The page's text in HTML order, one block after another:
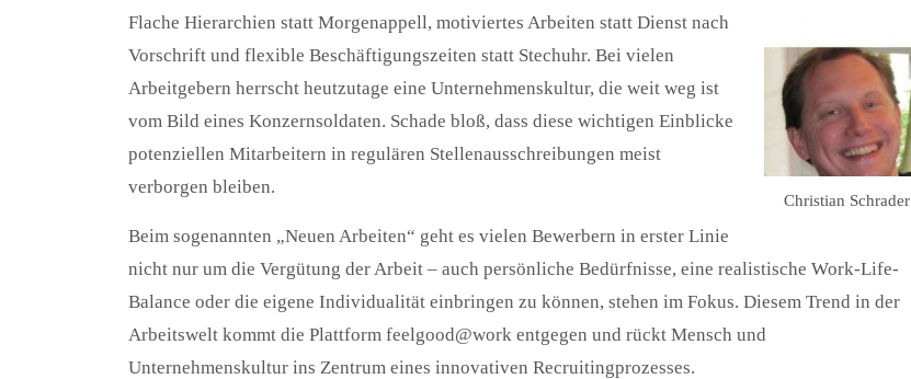
Christian Schrader
Flache Hierarchien statt Morgenappell, motiviertes Arbeiten statt Dienst nach
Vorschrift und flexible Beschäftigungszeiten statt Stechuhr. Bei vielen
Arbeitgebern herrscht heutzutage eine Unternehmenskultur, die weit weg ist
vom Bild eines Konzernsoldaten. Schade bloß, dass diese wichtigen Einblicke
potenziellen Mitarbeitern in regulären Stellenausschreibungen meist
verborgen bleiben.
Beim sogenannten „Neuen Arbeiten“ geht es vielen Bewerbern in erster Linie
nicht nur um die Vergütung der Arbeit – auch persönliche Bedürfnisse, eine realistische Work-Life-
Balance oder die eigene Individualität einbringen zu können, stehen im Fokus. Diesem Trend in der
Arbeitswelt kommt die Plattform feelgood@work entgegen und rückt Mensch und
Unternehmenskultur ins Zentrum eines innovativen Recruitingprozesses.